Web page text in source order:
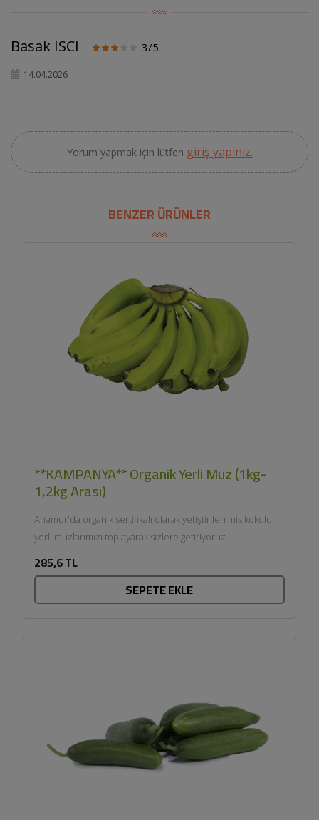
Basak ISCI 3/5
14.04.2026
Yorum yapmak için lütfen giriş yapınız.
BENZER ÜRÜNLER
**KAMPANYA** Organik Yerli Muz (1kg-
1,2kg Arası)
Anamur'da organik sertifikalı olarak yetiştirilen mis kokulu
yerli muzlarımızı toplayarak sizlere getiriyoruz....
285,6 TL
SEPETE EKLE